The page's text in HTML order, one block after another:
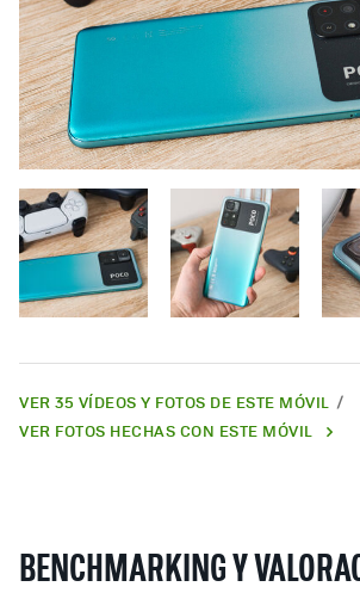
VER 35 VÍDEOS Y FOTOS DE ESTE MÓVIL
VER FOTOS HECHAS CON ESTE MÓVIL
BENCHMARKING Y